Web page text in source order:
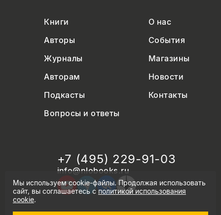
Книги
О нас
Авторы
События
Журналы
Магазины
Авторам
Новости
Подкасты
Контакты
Вопросы и ответы
+7 (495) 229-91-03
info@nlobooks.ru
Мы используем cookie-файлы. Продолжая использовать
сайт, вы соглашаетесь сполитикой использования
cookie.